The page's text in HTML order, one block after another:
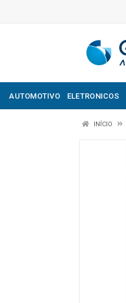
AUTOMOTIVO ELETRONICOS
INÍCIO